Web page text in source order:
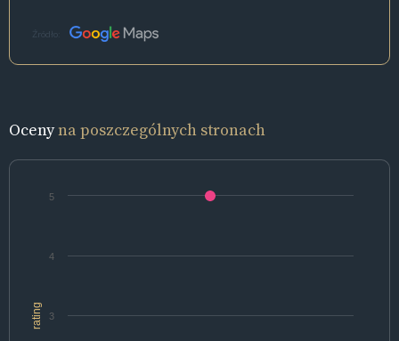
Źródło:
Ocenyna poszczególnych stronach
rating 3
4
5